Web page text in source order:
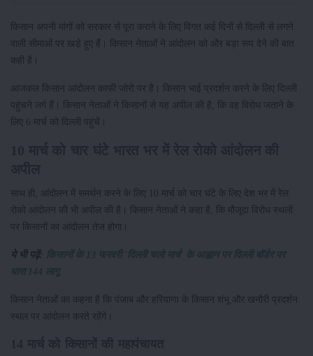
किसान अपनी मांगों को सरकार से पूरा कराने के लिए विगत कई दिनों से दिल्ली से लगने
वाली सीमाओं पर खड़े हुए हैं। किसान नेताओं ने आंदोलन को और बड़ा रूप देने की बात
कही है।
आजकल किसान आंदोलन काफी जोरो पर है। किसान भाई प्रदर्शन करने के लिए दिल्ली
पहुंचने लगे हैं। किसान नेताओं ने किसानों से यह अपील की है, कि वह विरोध जताने के
लिए 6 मार्च को दिल्ली पहुंचें।
साथ ही, आंदोलन में समर्थन करने के लिए 10 मार्च को चार घंटे के लिए देश भर में रेल
रोको आंदोलन की भी अपील की है। किसान नेताओं ने कहा है, कि मौजूदा विरोध स्थलों
पर किसानों का आंदोलन तेज होगा।
ये भी पढ़ें: किसानों के 13 फरवरी 'दिल्ली चलो मार्च' के आह्वान पर दिल्ली बॉर्डर पर
धारा 144 लागू
किसान नेताओं का कहना है कि पंजाब और हरियाणा के किसान शंभू और खनौरी प्रदर्शन
स्थल पर आंदोलन करते रहेंगे।